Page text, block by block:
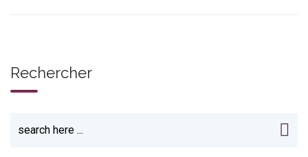
Rechercher